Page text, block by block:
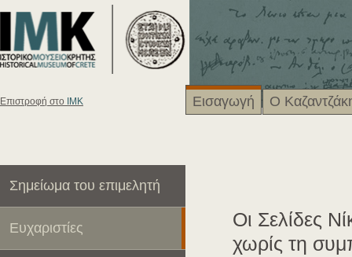
Eπιστροφή στο ΙΜΚ Εισαγωγή Ο
Σημείωμα του επιμελητή
Ευχαριστίες
Οι Σελίδες
χωρίς τη